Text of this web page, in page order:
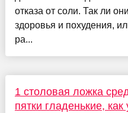
отказа от соли. Так ли
здоровья и похудения,
ра...
1 столовая ложка
пятки гладенькие,